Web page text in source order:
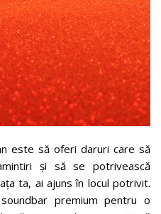
este să oferi daruri care să
și să se potrivească
ta, ai ajuns în locul potrivit.
premium pentru o